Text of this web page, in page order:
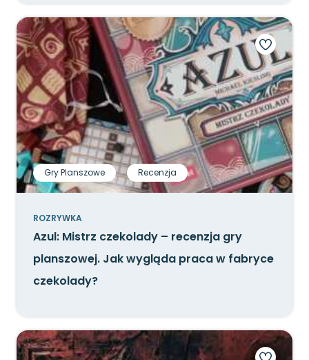
Gry Planszowe Recenzja
ROZRYWKA
Azul: Mistrz czekolady – recenzja gry
planszowej. Jak wygląda praca w fabryce
czekolady?